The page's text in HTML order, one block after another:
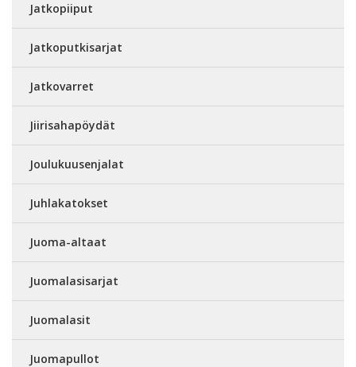
Jatkopiiput
Jatkoputkisarjat
Jatkovarret
Jiirisahapöydät
Joulukuusenjalat
Juhlakatokset
Juoma-altaat
Juomalasisarjat
Juomalasit
Juomapullot